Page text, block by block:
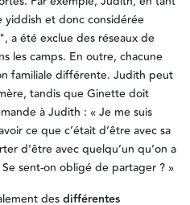
yiddish et donc considérée
a été exclue des réseaux de
les camps. En outre, chacune
familiale différente. Judith peut
tandis que Ginette doit
à Judith : « Je me suis
ce que c’était d’être avec sa
d’être avec quelqu’un qu’on a
sent-on obligé de partager ? »
desdifférentes